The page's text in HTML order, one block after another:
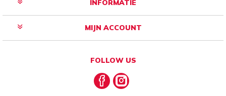
INFORMATIE
MIJN ACCOUNT
FOLLOW US